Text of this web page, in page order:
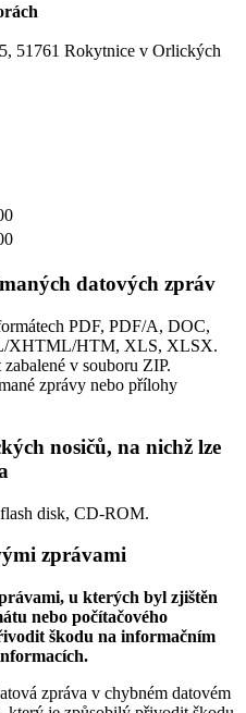
51761 Rokytnice v Orlických
datových zpráv
PDF, PDF/A, DOC,
XHTML/HTM, XLS, XLSX.
v souboru ZIP.
zprávy nebo přílohy
nosičů, na nichž lze
flash disk, CD-ROM.
zprávami
u kterých byl zjištěn
nebo počítačového
škodu na informačním
zpráva v chybném datovém